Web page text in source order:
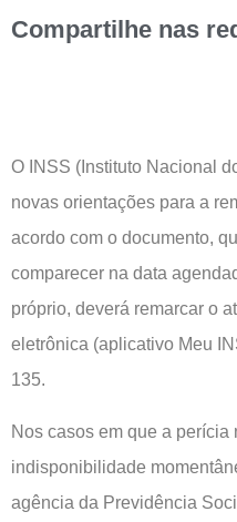
Compartilhe nas
O INSS (Instituto Nacional
novas orientações para a
acordo com o documento,
comparecer na data
próprio, deverá remarcar o
eletrônica (aplicativo Meu
135.
Nos casos em que a perícia
indisponibilidade
agência da Previdência